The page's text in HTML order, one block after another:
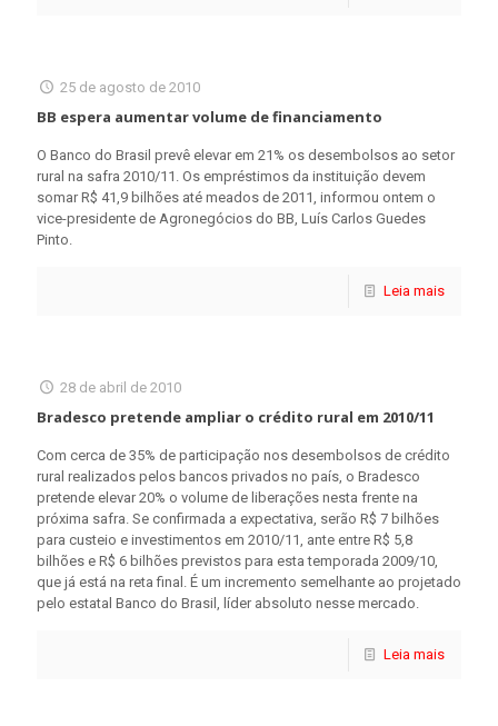
25 de agosto de 2010
BB espera aumentar volume de financiamento
O Banco do Brasil prevê elevar em 21% os desembolsos ao setor
rural na safra 2010/11. Os empréstimos da instituição devem
somar R$ 41,9 bilhões até meados de 2011, informou ontem o
vice-presidente de Agronegócios do BB, Luís Carlos Guedes
Pinto.
Leia mais
28 de abril de 2010
Bradesco pretende ampliar o crédito rural em 2010/11
Com cerca de 35% de participação nos desembolsos de crédito
rural realizados pelos bancos privados no país, o Bradesco
pretende elevar 20% o volume de liberações nesta frente na
próxima safra. Se confirmada a expectativa, serão R$ 7 bilhões
para custeio e investimentos em 2010/11, ante entre R$ 5,8
bilhões e R$ 6 bilhões previstos para esta temporada 2009/10,
que já está na reta final. É um incremento semelhante ao projetado
pelo estatal Banco do Brasil, líder absoluto nesse mercado.
Leia mais